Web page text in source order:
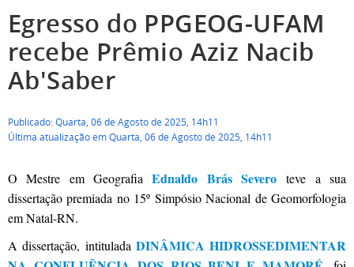
Egresso do PPGEOG-UFAM
recebe Prêmio Aziz Nacib
Ab'Saber
Publicado: Quarta, 06 de Agosto de 2025, 14h11
Última atualização em Quarta, 06 de Agosto de 2025, 14h11
O Mestre em GeografiaEdnaldo Brás Severo teve a sua
dissertação premiada no 15º Simpósio Nacional de Geomorfologia
em Natal-RN.
A dissertação, intitulada DINÂMICA HIDROSSEDIMENTAR